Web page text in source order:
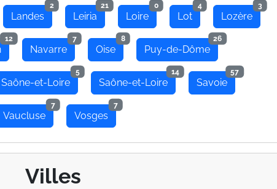
Landes
2
Leiria
21
Loire
0
Lot
4
Lozère
3
12
Navarre
7
Oise
8
Puy-de-Dôme
26
Saône-et-Loire
5
Saône-et-Loire
14
Savoie
57
Vaucluse
7
Vosges
7
Villes